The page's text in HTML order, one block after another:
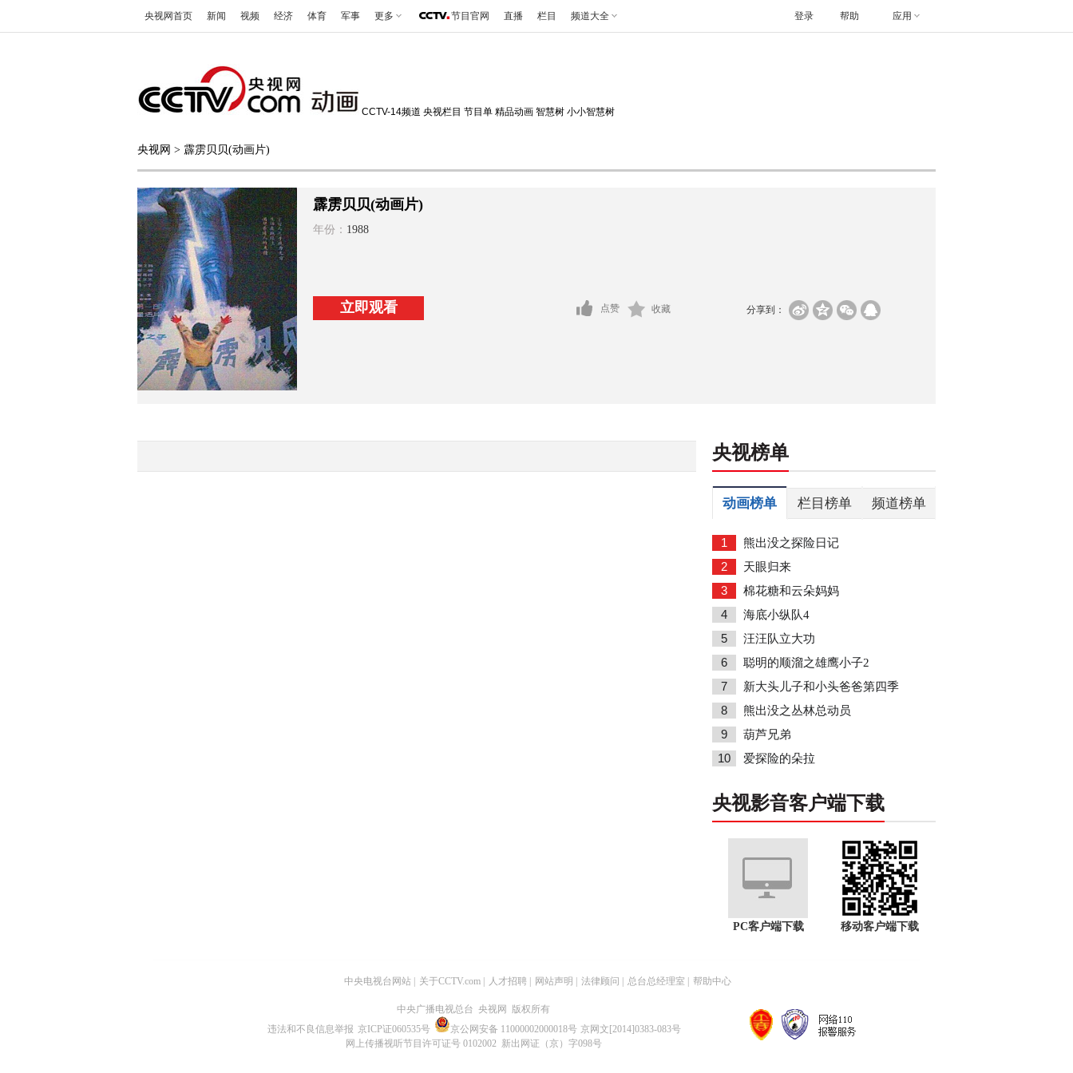
央视网首页 新闻 视频 经济 体育 军事 更多 节目官网 直播 栏目 频道大全 帮助 应用
登录
CCTV-14频道 央视栏目 节目单 精品动画 智慧树 小小智慧树
央视网 > 霹雳贝贝(动画片)
霹雳贝贝(动画片)
年份： 1988
立即观看 分享到：
点赞 收藏
央视榜单
动画榜单 栏目榜单 频道榜单
1 熊出没之探险日记
2 天眼归来
3 棉花糖和云朵妈妈
4 海底小纵队4
5 汪汪队立大功
6 聪明的顺溜之雄鹰小子2
7 新大头儿子和小头爸爸第四季
8 熊出没之丛林总动员
9 葫芦兄弟
10 爱探险的朵拉
央视影音客户端下载
PC客户端下载 移动客户端下载
中央电视台网站 关于CCTV.com 人才招聘 网站声明 法律顾问 总台总经理室 帮助中心
中央广播电视总台 央视网 版权所有
违法和不良信息举报 京ICP证060535号 京公网安备 11000002000018号 京网文[2014]0383-083号
网上传播视听节目许可证号 0102002 新出网证（京）字098号